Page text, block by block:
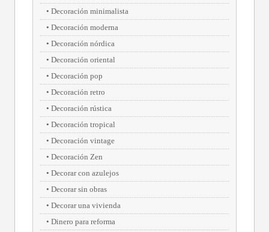
Decoración minimalista
Decoración moderna
Decoración nórdica
Decoración oriental
Decoración pop
Decoración retro
Decoración rústica
Decoración tropical
Decoración vintage
Decoración Zen
Decorar con azulejos
Decorar sin obras
Decorar una vivienda
Dinero para reforma